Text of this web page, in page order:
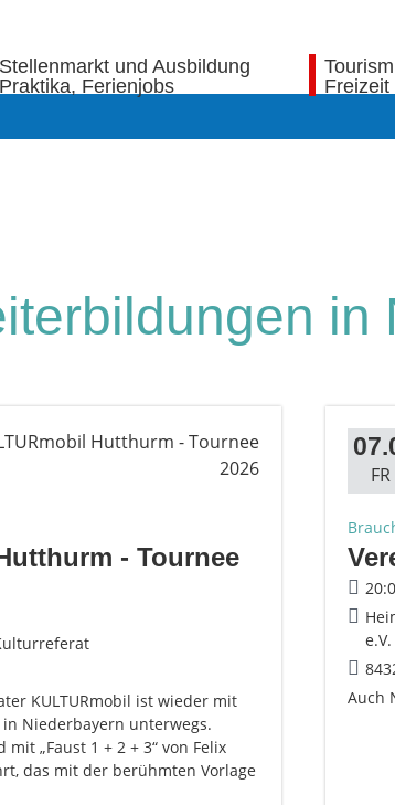
Stellenmarkt und Ausbildung
Praktika, Ferienjobs
Freizeit
in
- Tournee
KULTURmobil ist wieder mit
Niederbayern unterwegs.
„Faust 1 + 2 + 3“ von Felix
das mit der berühmten Vorlage
FR
e.V.
Auch